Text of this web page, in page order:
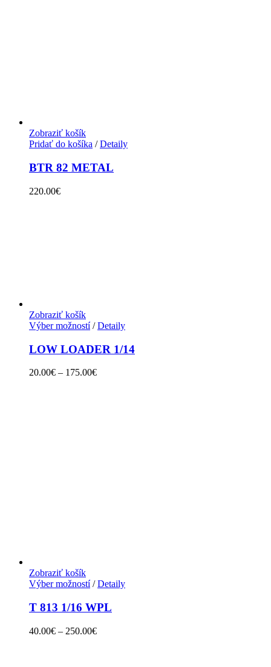
Zobraziť košík
Pridať do košíka / Detaily
BTR 82 METAL
220.00€
Zobraziť košík
Výber možností/ Detaily
LOW LOADER 1/14
20.00€ – 175.00€
Zobraziť košík
Výber možností/ Detaily
T 813 1/16 WPL
40.00€ – 250.00€